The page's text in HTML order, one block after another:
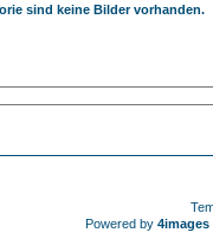
sind keine Bilder vorhanden.
Powered by 4images